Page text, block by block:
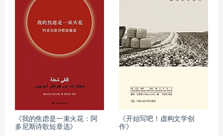
《我的焦虑是一束火花：阿
多尼斯诗歌短章选》
《开始写吧！虚构文学创
作》